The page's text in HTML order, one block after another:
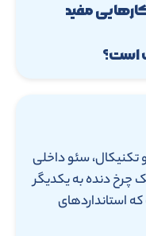
مفید
است؟
تکنیکال، سئو داخلی
چرخ دنده به یکدیگر
استانداردهای